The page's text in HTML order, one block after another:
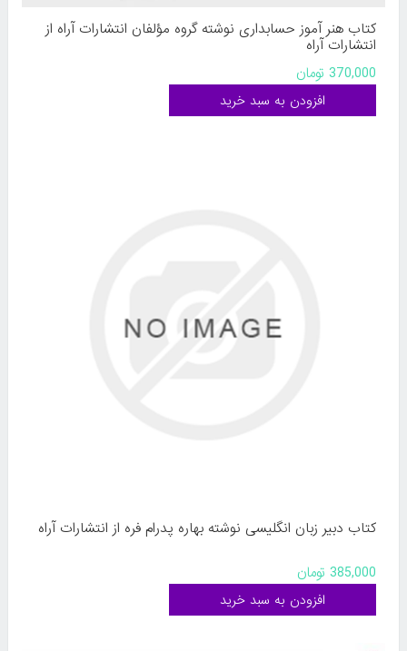
کتاب هنر آموز حسابداری نوشته گروه مؤلفان انتشارات آراه از
انتشارات آراه
370,000 تومان
کتاب دبیر زبان انگلیسی نوشته بهاره پدرام فره از انتشارات آراه
385,000 تومان